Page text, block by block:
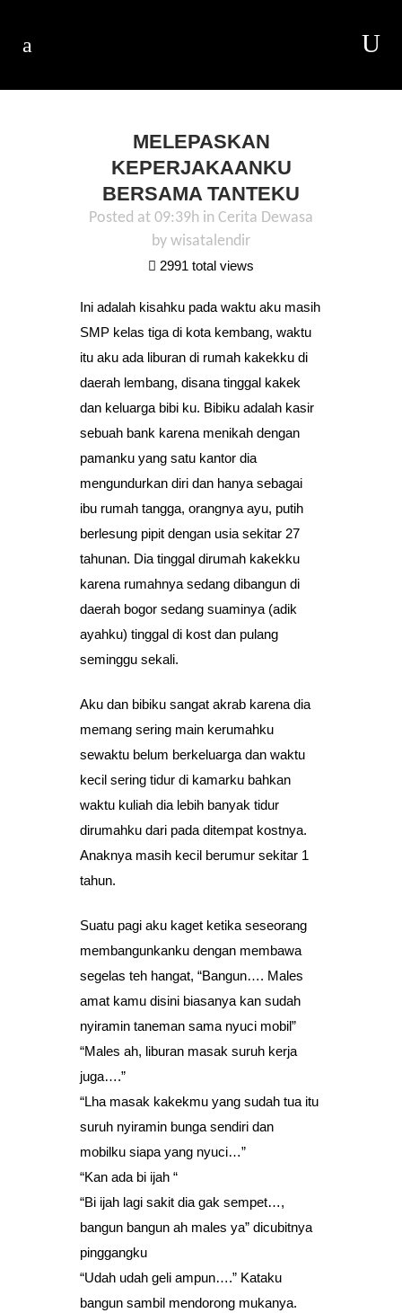
MELEPASKAN
KEPERJAKAANKU
BERSAMA TANTEKU
Posted at 09:39h in Cerita Dewasa
by wisatalendir
2991 total views
Ini adalah kisahku pada waktu aku masih
SMP kelas tiga di kota kembang, waktu
itu aku ada liburan di rumah kakekku di
daerah lembang, disana tinggal kakek
dan keluarga bibi ku. Bibiku adalah kasir
sebuah bank karena menikah dengan
pamanku yang satu kantor dia
mengundurkan diri dan hanya sebagai
ibu rumah tangga, orangnya ayu, putih
berlesung pipit dengan usia sekitar 27
tahunan. Dia tinggal dirumah kakekku
karena rumahnya sedang dibangun di
daerah bogor sedang suaminya (adik
ayahku) tinggal di kost dan pulang
seminggu sekali.
Aku dan bibiku sangat akrab karena dia
memang sering main kerumahku
sewaktu belum berkeluarga dan waktu
kecil sering tidur di kamarku bahkan
waktu kuliah dia lebih banyak tidur
dirumahku dari pada ditempat kostnya.
Anaknya masih kecil berumur sekitar 1
tahun.
Suatu pagi aku kaget ketika seseorang
membangunkanku dengan membawa
segelas teh hangat, “Bangun…. Males
amat kamu disini biasanya kan sudah
nyiramin taneman sama nyuci mobil”
“Males ah, liburan masak suruh kerja
juga….”
“Lha masak kakekmu yang sudah tua itu
suruh nyiramin bunga sendiri dan
mobilku siapa yang nyuci…”
“Kan ada bi ijah “
“Bi ijah lagi sakit dia gak sempet…,
bangun bangun ah males ya” dicubitnya
pinggangku
“Udah udah geli ampun….” Kataku
bangun sambil mendorong mukanya.